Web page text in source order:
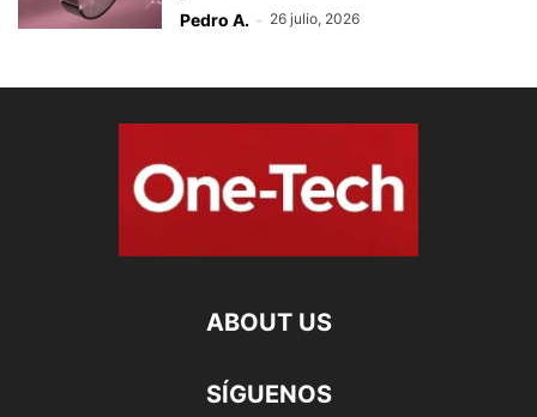
Pedro A. - 26 julio, 2026
ABOUT US
SÍGUENOS